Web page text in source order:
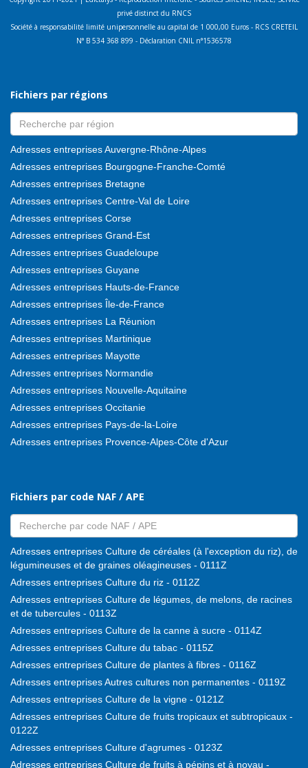
privé distinct du RNCS
Société à responsabilité limité unipersonnelle au capital de 1 000,00 Euros - RCS CRETEIL
N° B 534 368 899 - Déclaration CNIL n°1536578
Fichiers par régions
Adresses entreprises Auvergne-Rhône-Alpes
Adresses entreprises Bourgogne-Franche-Comté
Adresses entreprises Bretagne
Adresses entreprises Centre-Val de Loire
Adresses entreprises Corse
Adresses entreprises Grand-Est
Adresses entreprises Guadeloupe
Adresses entreprises Guyane
Adresses entreprises Hauts-de-France
Adresses entreprises Île-de-France
Adresses entreprises La Réunion
Adresses entreprises Martinique
Adresses entreprises Mayotte
Adresses entreprises Normandie
Adresses entreprises Nouvelle-Aquitaine
Adresses entreprises Occitanie
Adresses entreprises Pays-de-la-Loire
Adresses entreprises Provence-Alpes-Côte d'Azur
Fichiers par code NAF / APE
Adresses entreprises Culture de céréales (à l'exception du riz), de
légumineuses et de graines oléagineuses - 0111Z
Adresses entreprises Culture du riz - 0112Z
Adresses entreprises Culture de légumes, de melons, de racines
et de tubercules - 0113Z
Adresses entreprises Culture de la canne à sucre - 0114Z
Adresses entreprises Culture du tabac - 0115Z
Adresses entreprises Culture de plantes à fibres - 0116Z
Adresses entreprises Autres cultures non permanentes - 0119Z
Adresses entreprises Culture de la vigne - 0121Z
Adresses entreprises Culture de fruits tropicaux et subtropicaux -
0122Z
Adresses entreprises Culture d'agrumes - 0123Z
Adresses entreprises Culture de fruits à pépins et à noyau -